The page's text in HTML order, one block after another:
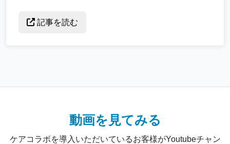
記事を読む
動画を見てみる
ケアコラボを導入いただいているお客様がYoutubeチャン